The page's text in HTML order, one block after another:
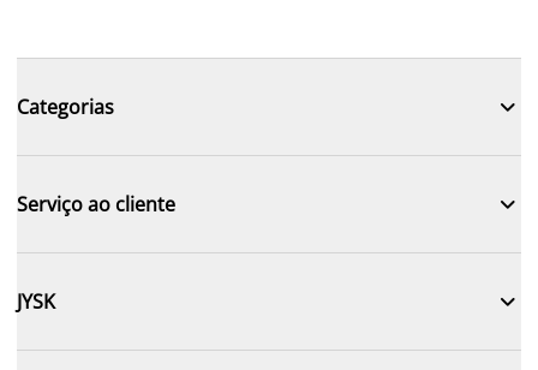
Categorias 
Serviço ao cliente 
JYSK 